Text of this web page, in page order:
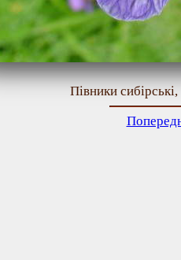
Півники